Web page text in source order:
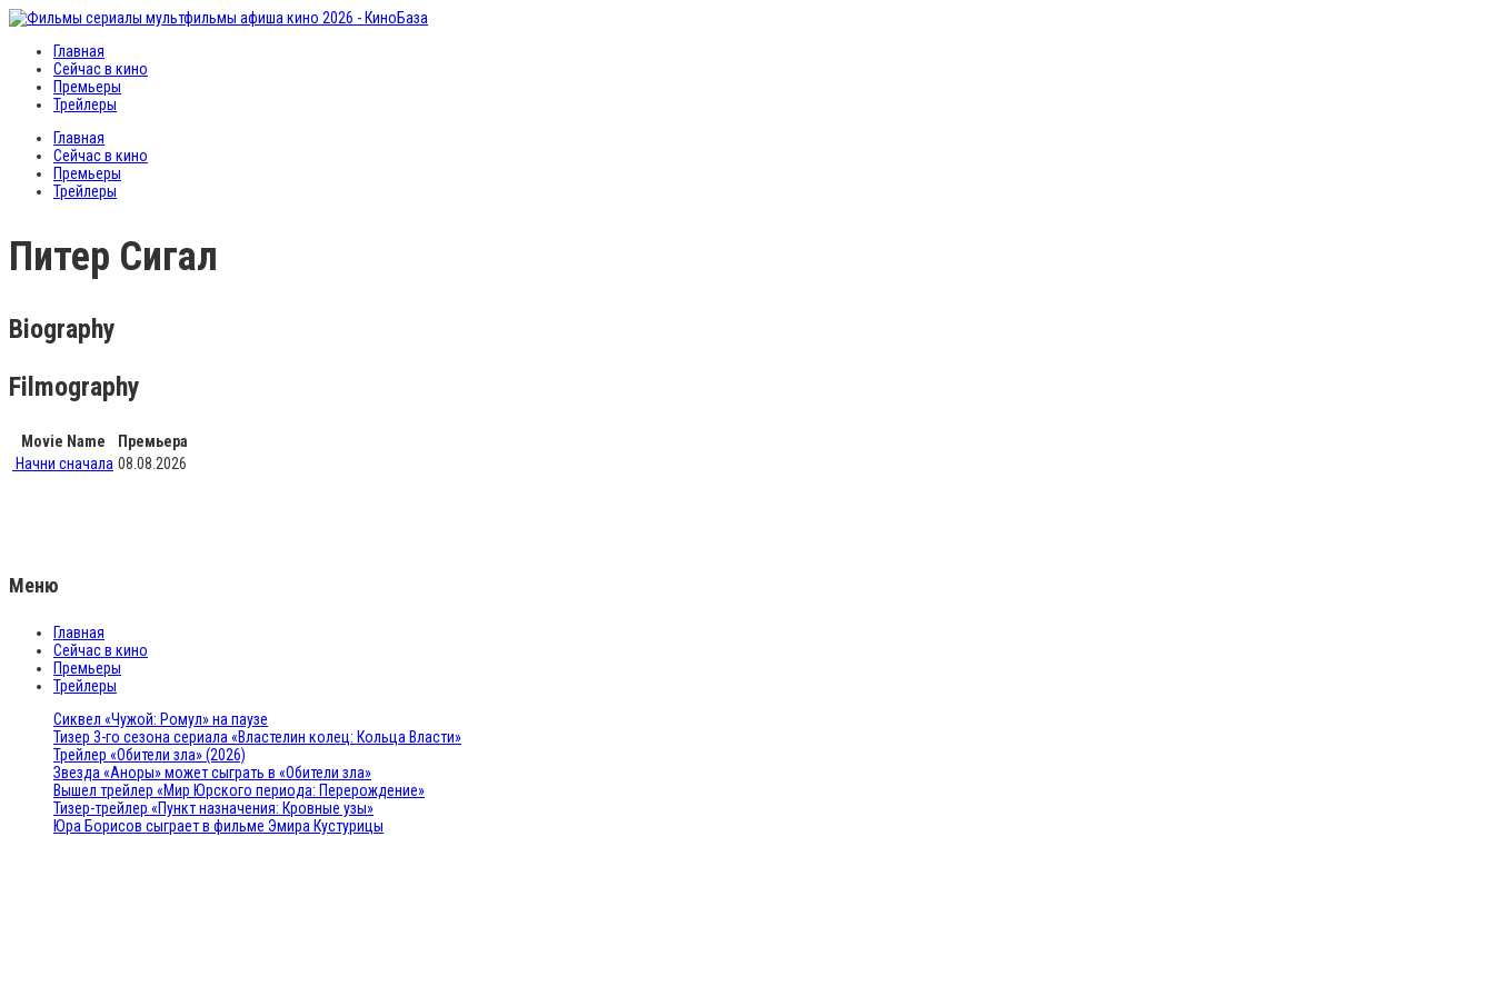
Главная
Сейчас в кино
Премьеры
Трейлеры
Главная
Сейчас в кино
Премьеры
Трейлеры
Питер Сигал
Biography
Filmography
Movie Name
Премьера
Начни сначала 08.08.2026
Меню
Главная
Сейчас в кино
Премьеры
Трейлеры
Сиквел «Чужой: Ромул» на паузе
Тизер 3-го сезона сериала «Властелин колец: Кольца Власти»
Трейлер «Обители зла» (2026)
Звезда «Аноры» может сыграть в «Обители зла»
Вышел трейлер «Мир Юрского периода: Перерождение»
Тизер-трейлер «Пункт назначения: Кровные узы»
Юра Борисов сыграет в фильме Эмира Кустурицы